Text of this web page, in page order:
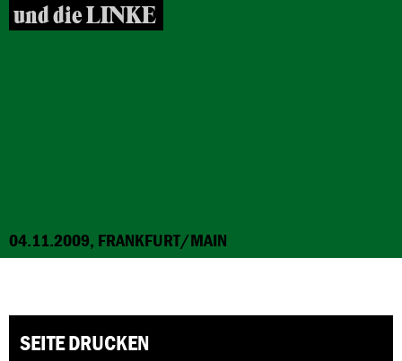
und die LINKE
04.11.2009, FRANKFURT/MAIN
SEITE DRUCKEN